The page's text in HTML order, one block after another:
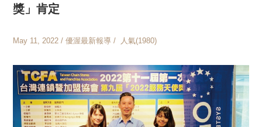
獎」肯定
May 11, 2022 / 優渥最新報導 / 人氣(1980)